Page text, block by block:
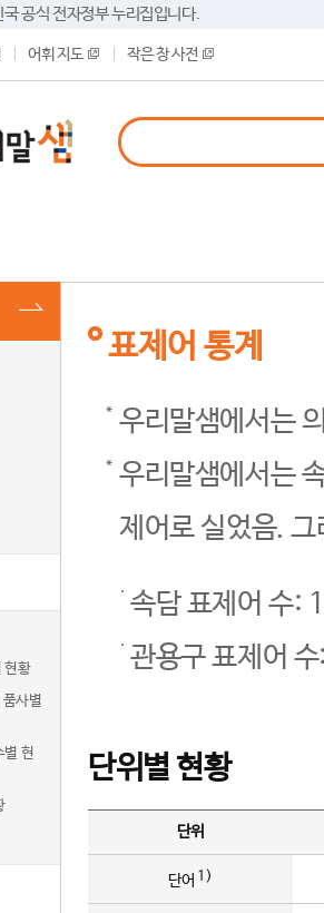
공식 전자정부 누리집입니다.
어휘 지도 작은 창 사전
현황
사별
별 현
표제어 통계
우리말샘에서는
우리말샘에서는
제어로 실었음.
속담 표제어 수:
관용구 표제어
단위별 현황
단위
단어 1)